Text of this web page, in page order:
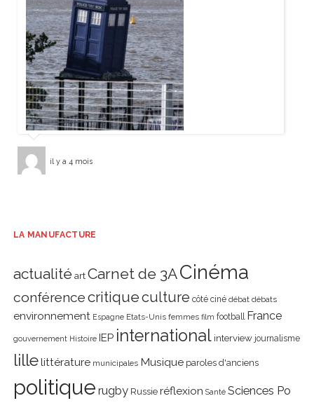
il y a 4 mois
LA MANUFACTURE
actualité art Carnet de 3ACinéma
conférencecritiqueculture côté ciné débat débats
environnement Espagne Etats-Unis femmes film football France
gouvernement Histoire IEP international interview journalisme
lillelittérature municipales Musique paroles d'anciens
politique rugby Russie réflexion Santé Sciences Po